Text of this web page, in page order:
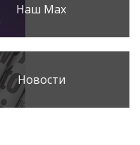
Наш Max
Новости